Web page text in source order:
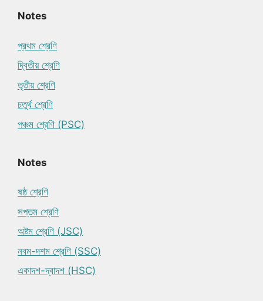
Notes
প্রথম শ্রেণি
দ্বিতীয় শ্রেণি
তৃতীয় শ্রেণি
চতুর্থ শ্রেণি
পঞ্চম শ্রেণি (PSC)
Notes
ষষ্ঠ শ্রেণি
সপ্তম শ্রেণি
অষ্টম শ্রেণি (JSC)
নবম-দশম শ্রেণি (SSC)
একাদশ-দ্বাদশ (HSC)